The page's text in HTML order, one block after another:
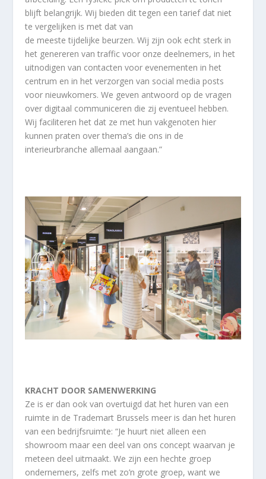
blijft belangrijk. Wij bieden dit tegen een tarief dat niet
te vergelijken is met dat van
de meeste tijdelijke beurzen. Wij zijn ook echt sterk in
het genereren van traffic voor onze deelnemers, in het
uitnodigen van contacten voor evenementen in het
centrum en in het verzorgen van social media posts
voor nieuwkomers. We geven antwoord op de vragen
over digitaal communiceren die zij eventueel hebben.
Wij faciliteren het dat ze met hun vakgenoten hier
kunnen praten over thema’s die ons in de
interieurbranche allemaal aangaan.”
KRACHT DOOR SAMENWERKING
Ze is er dan ook van overtuigd dat het huren van een
ruimte in de Trademart Brussels meer is dan het huren
van een bedrijfsruimte: “Je huurt niet alleen een
showroom maar een deel van ons concept waarvan je
meteen deel uitmaakt. We zijn een hechte groep
ondernemers, zelfs met zo’n grote groep, want we